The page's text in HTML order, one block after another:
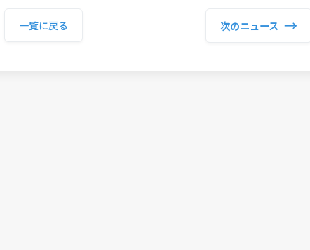
一覧に戻る 次のニュース →